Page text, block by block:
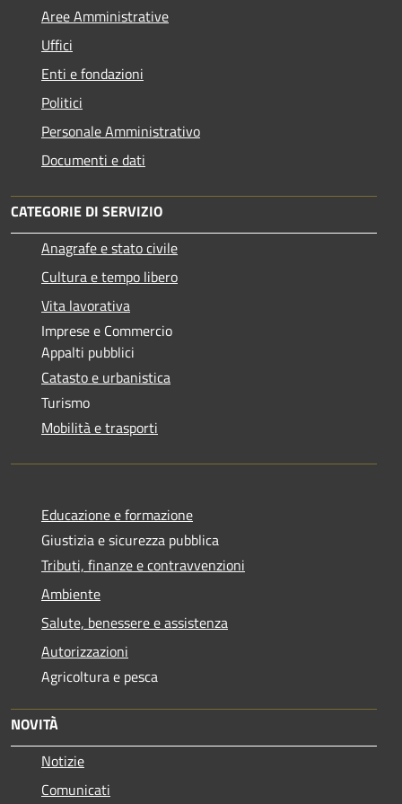
Aree Amministrative
Uffici
Enti e fondazioni
Politici
Personale Amministrativo
Documenti e dati
CATEGORIE DI SERVIZIO
Anagrafe e stato civile
Cultura e tempo libero
Vita lavorativa
Imprese e Commercio
Appalti pubblici
Catasto e urbanistica
Turismo
Mobilità e trasporti
Educazione e formazione
Giustizia e sicurezza pubblica
Tributi, finanze e contravvenzioni
Ambiente
Salute, benessere e assistenza
Autorizzazioni
Agricoltura e pesca
NOVITÀ
Notizie
Comunicati